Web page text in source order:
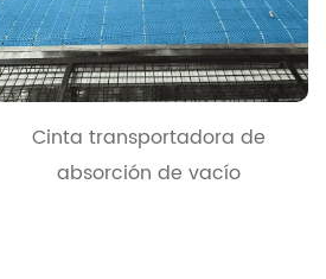
Cinta transportadora de
absorción de vacío